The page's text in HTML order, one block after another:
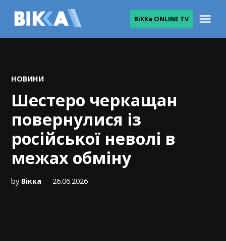
ВіККа ONLINE TV
POSTED
НОВИНИ
Шестеро черкащан
повернулися із
російської неволі в
межах обміну
by Вікка 26.06.2026